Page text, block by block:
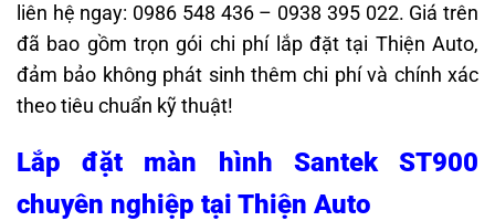
liên hệ ngay: 0986 548 436 – 0938 395 022. Giá trên
đã bao gồm trọn gói chi phí lắp đặt tại Thiện Auto,
đảm bảo không phát sinh thêm chi phí và chính xác
theo tiêu chuẩn kỹ thuật!
Lắp đặt màn hình Santek ST900
chuyên nghiệp tại Thiện Auto